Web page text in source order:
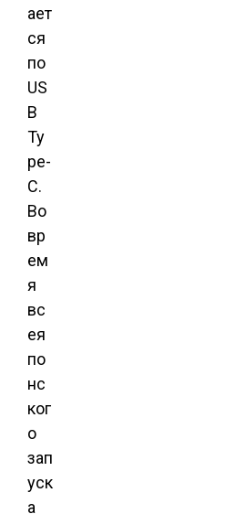
ает
ся
по
US
B
Ty
pe-
C.
Во
вр
ем
я
вс
ея
по
нс
ког
о
зап
уск
а